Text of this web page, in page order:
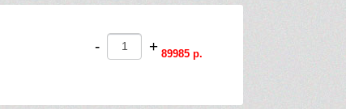
- + 89985 р.